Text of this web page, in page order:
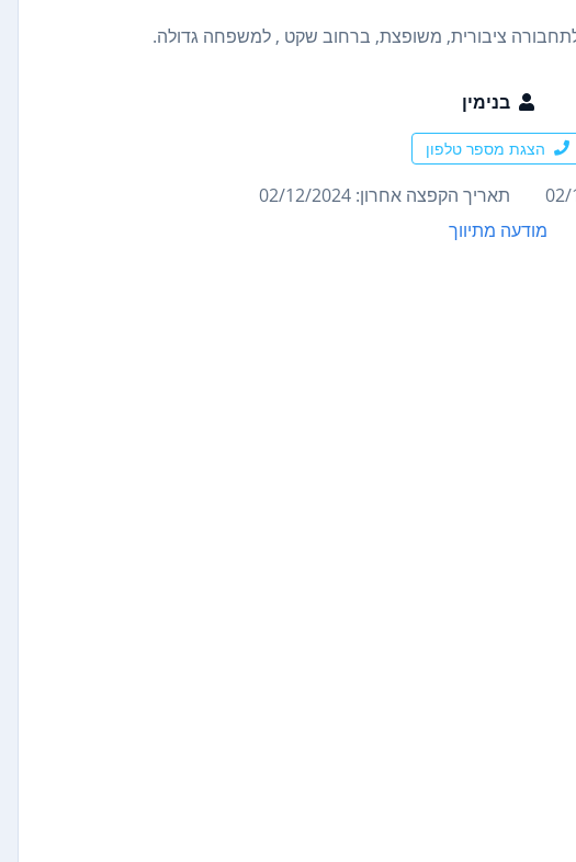
בנימין
הצגת מספר טלפון
תאריך הקפצה אחרון: 02/12/2024
מודעה מתיווך